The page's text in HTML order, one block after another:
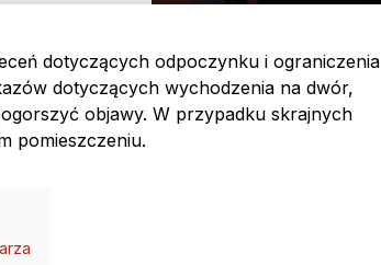
dotyczących odpoczynku i ograniczenia
dotyczących wychodzenia na dwór,
objawy. W przypadku skrajnych
pomieszczeniu.